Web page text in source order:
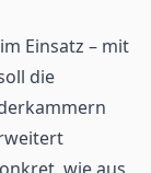
Einsatz – mit
die